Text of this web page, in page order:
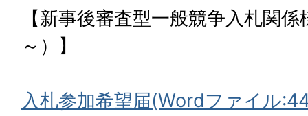
【新事後審査型一般競争入札関
～）】
入札参加希望届(Wordファイル